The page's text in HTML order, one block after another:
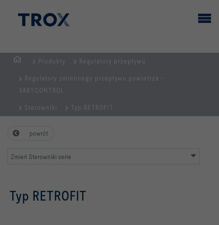
GŁÓWNA
Produkty Regulatory przepływu
Regulatory zmiennego przepływu powietrza -
VARYCONTROL
Sterowniki Typ RETROFIT
powrót
Zmień Sterowniki serie
Typ RETROFIT